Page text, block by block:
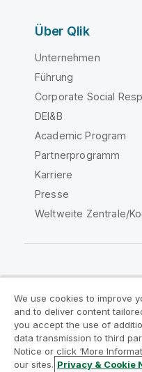
Über Qlik
Unternehmen
Führung
Corporate Social
DEI&B
Academic Program
Partnerprogramm
Karriere
Presse
Weltweite Zentrale/
Rechtliche
Produktbedingungen
Legal Policies
We use cookies to improve
and to deliver content
you accept the use of
data transmission to third
Notice or click ‘More
our sites. Privacy & Cookie